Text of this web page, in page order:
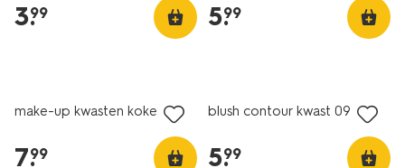
3.
99 5.
99
make-up kwasten koker
7.
99
blush contour kwast 09
5.
99